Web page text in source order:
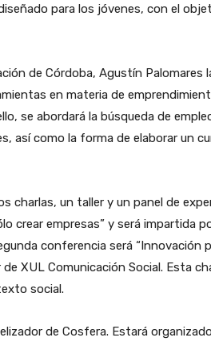
para los jóvenes, con el
de Córdoba, Agustín Palomares
en materia de
se abordará la búsqueda de
así como la forma de elaborar un
charlas, un taller y un panel de
crear empresas” y será impartida
conferencia será “Innovación
XUL Comunicación Social. Esta
social.
de Cosfera. Estará